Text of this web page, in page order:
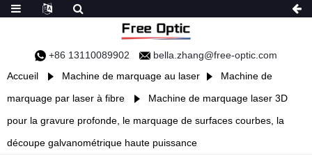
+86 13110089902
bella.zhang@free-optic.com
Accueil
Machine de marquage au laser
Machine de
marquage par laser à fibre
Machine de marquage laser 3D
pour la gravure profonde, le marquage de surfaces courbes, la
découpe galvanométrique haute puissance